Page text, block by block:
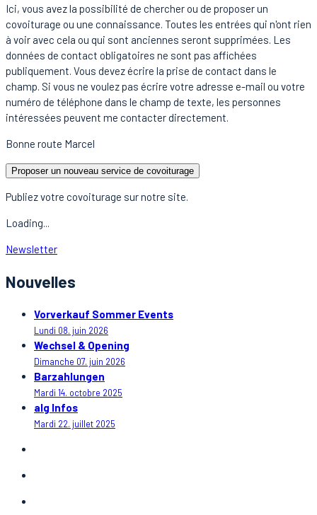
Ici, vous avez la possibilité de chercher ou de proposer un
covoiturage ou une connaissance. Toutes les entrées qui n'ont rien
à voir avec cela ou qui sont anciennes seront supprimées. Les
données de contact obligatoires ne sont pas affichées
publiquement. Vous devez écrire la prise de contact dans le
champ. Si vous ne voulez pas écrire votre adresse e-mail ou votre
numéro de téléphone dans le champ de texte, les personnes
intéressées peuvent me contacter directement.
Bonne route Marcel
Proposer un nouveau service de covoiturage
Publiez votre covoiturage sur notre site.
Loading...
Newsletter
Nouvelles
Vorverkauf Sommer Events
Lundi 08. juin 2026
Wechsel & Opening
Dimanche 07. juin 2026
Barzahlungen
Mardi 14. octobre 2025
alg Infos
Mardi 22. juillet 2025